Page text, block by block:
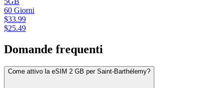
60 Giorni
$33.99
$25.49
Domande frequenti
Come attivo la eSIM 2 GB per Saint-Barthélemy?